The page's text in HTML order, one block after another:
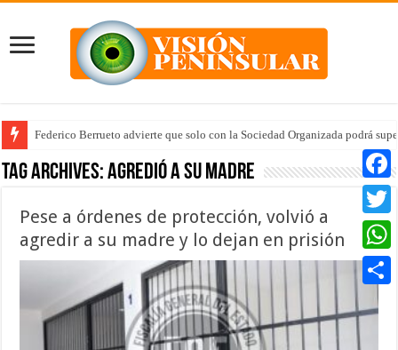
Federico Berrueto advierte que solo con la Sociedad Organizada podrá
Tag Archives:agredió a su madre
Pese a órdenes de protección, volvió a
agredir a su madre y lo dejan en prisión
Twitter